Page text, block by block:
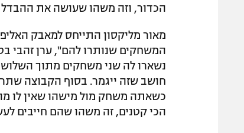
הכדור, וזה משהו שעושה את ההבדל
מאור מליקסון התייחס למאבק
המשחקים שנותרו להם", ערן זהבי
נשארו לה שני משחקים מתוך
חושב שזה ייגמר. בסוף הקבוצה
כשאתה משחק מול מישהו שאין לו
הכי קטנים, זה משהו שהם חייבים